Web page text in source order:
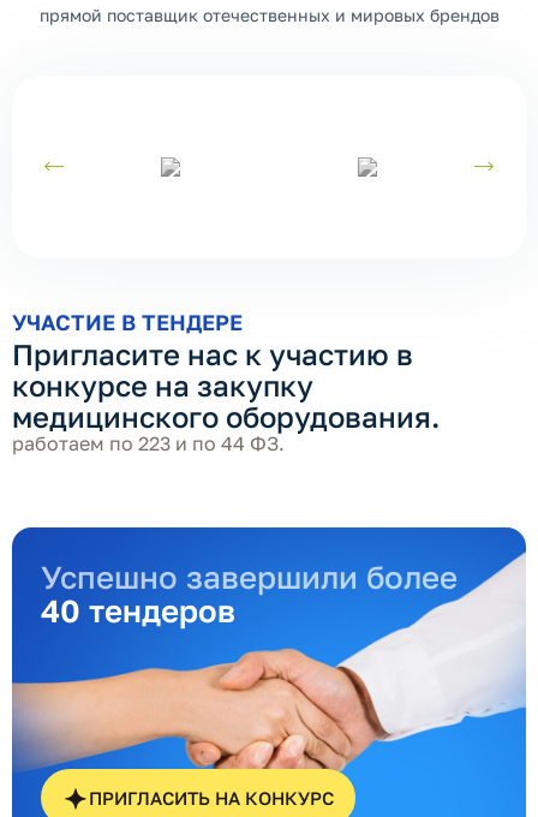
прямой поставщик отечественных и мировых брендов
УЧАСТИЕ В ТЕНДЕРЕ
Пригласите нас к участию в
конкурсе на закупку
медицинского оборудования.
работаем по 223 и по 44 ФЗ.
Успешно завершили более
40 тендеров
ПРИГЛАСИТЬ НА КОНКУРС